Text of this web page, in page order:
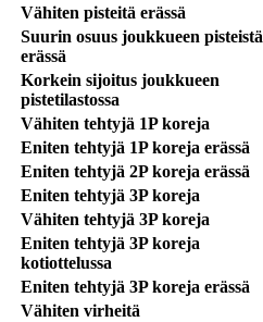
Vähiten pisteitä erässä
Suurin osuus joukkueen pisteistä
erässä
Korkein sijoitus joukkueen
pistetilastossa
Vähiten tehtyjä 1P koreja
Eniten tehtyjä 1P koreja erässä
Eniten tehtyjä 2P koreja erässä
Eniten tehtyjä 3P koreja
Vähiten tehtyjä 3P koreja
Eniten tehtyjä 3P koreja
kotiottelussa
Eniten tehtyjä 3P koreja erässä
Vähiten virheitä